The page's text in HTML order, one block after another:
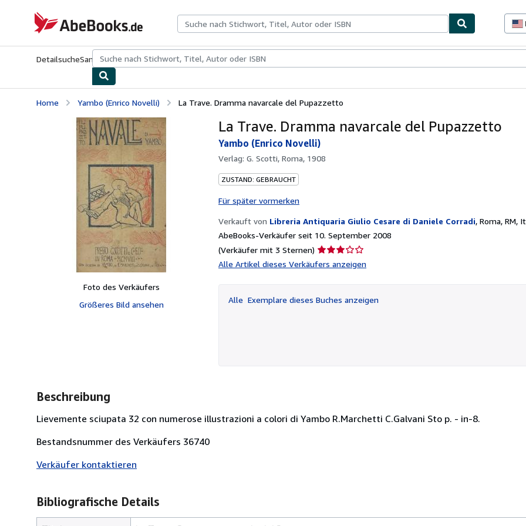
AbeBooks.de
DetailsucheSammlungenAntiquarische BücherKunst & Sammlerstücke
Home Yambo (Enrico Novelli) La Trave. Dramma navarcale del Pupazzetto
Foto des Verkäufers
Größeres Bild ansehen
La Trave. Dramma navarcale del Pupazzetto
Yambo (Enrico Novelli)
Verlag: G. Scotti, Roma, 1908
ZUSTAND: GEBRAUCHT
Für später vormerken
Verkauft von Libreria Antiquaria Giulio Cesare di Daniele Corradi, Roma, RM,
AbeBooks-Verkäufer seit 10. September 2008
(Verkäufer mit 3 Sternen) Verkäuferbewertung
3
Sternen
Alle Artikel dieses Verkäufers anzeigen
Alle Exemplare dieses Buches anzeigen
Beschreibung
Lievemente sciupata 32 con numerose illustrazioni a colori di Yambo R.Marchetti C.Galvani Sto p. - in-8.
Bestandsnummer des Verkäufers 36740
Verkäufer kontaktieren
Bibliografische Details